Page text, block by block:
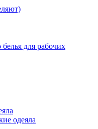
для рабочих
одеяла